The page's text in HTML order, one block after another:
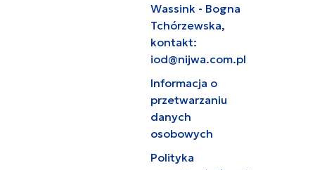
Wassink - Bogna
Tchórzewska,
kontakt:
iod@nijwa.com.pl
Informacja o
przetwarzaniu
danych
osobowych
Polityka